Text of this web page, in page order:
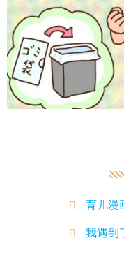
育儿漫
我遇到